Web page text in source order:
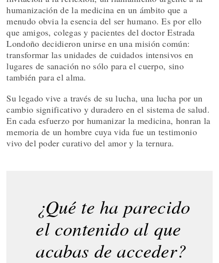
humanización de la medicina en un ámbito que a
menudo obvia la esencia del ser humano. Es por ello
que amigos, colegas y pacientes del doctor Estrada
Londoño decidieron unirse en una misión común:
transformar las unidades de cuidados intensivos en
lugares de sanación no sólo para el cuerpo, sino
también para el alma.
Su legado vive a través de su lucha, una lucha por un
cambio significativo y duradero en el sistema de salud.
En cada esfuerzo por humanizar la medicina, honran la
memoria de un hombre cuya vida fue un testimonio
vivo del poder curativo del amor y la ternura.
¿Qué te ha parecido
el contenido al que
acabas de acceder?